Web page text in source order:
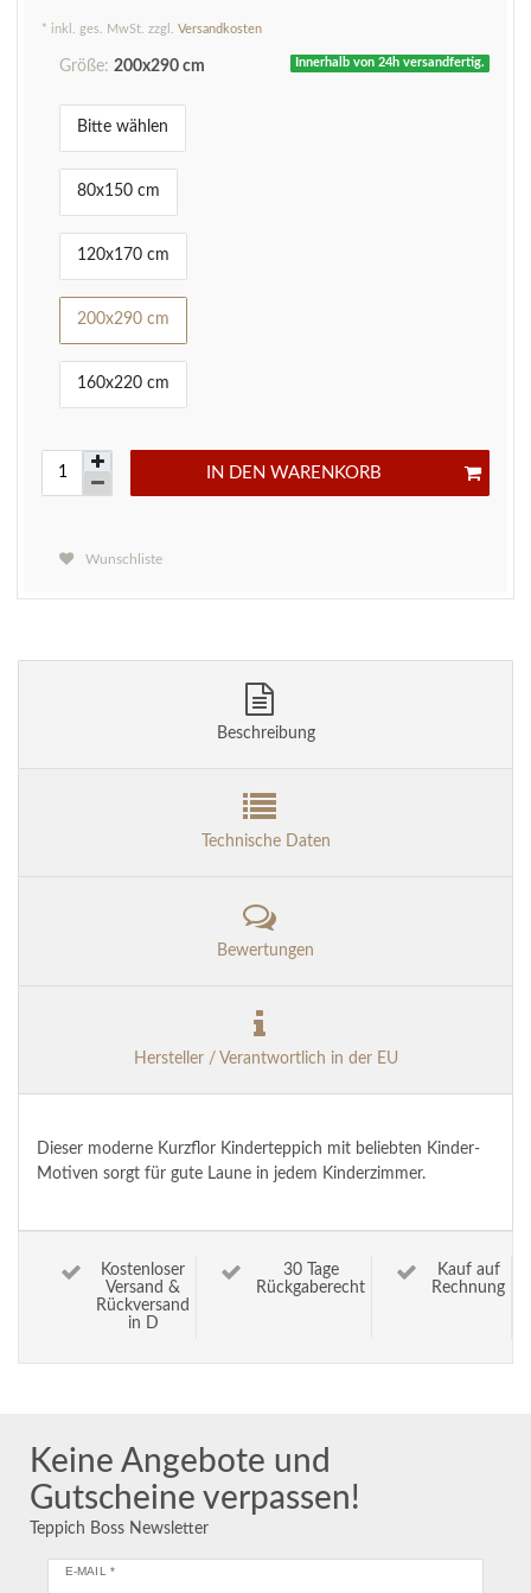
* inkl. ges. MwSt. zzgl. Versandkosten
Innerhalb von 24h versandfertig.
Größe: 200x290 cm
Bitte wählen
80x150 cm
120x170 cm
200x290 cm
160x220 cm
IN DEN WARENKORB
Wunschliste
Beschreibung
Technische Daten
Bewertungen
Hersteller / Verantwortlich in der EU
Dieser moderne Kurzflor Kinderteppich mit beliebten Kinder-
Motiven sorgt für gute Laune in jedem Kinderzimmer.
Kostenloser
Versand &
Rückversand
in D
30 Tage
Rückgaberecht
Kauf auf
Rechnung
Keine Angebote und
Gutscheine verpassen!
Teppich Boss Newsletter
E-MAIL *